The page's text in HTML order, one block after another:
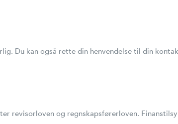
Du kan også rette din henvendelse til din
revisorloven og regnskapsførerloven.